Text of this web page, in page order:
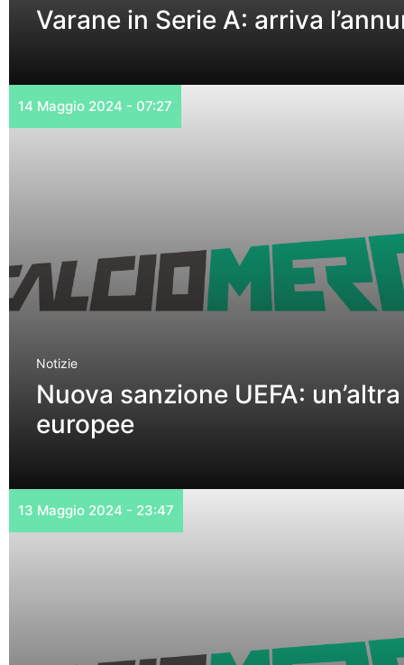
Varane in Serie A: arriva
14 Maggio 2024 - 07:27
Notizie
Nuova sanzione UEFA:
europee
13 Maggio 2024 - 23:47